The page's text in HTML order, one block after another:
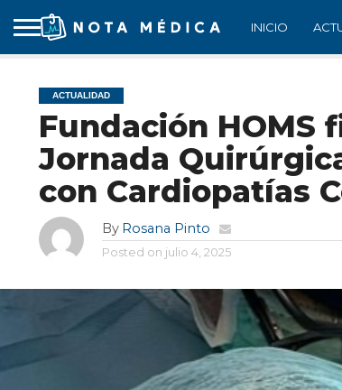
INICIO
ACTUALIDAD
Fundación HOMS
Jornada
con Cardiopatías
By Rosana Pinto
Posted on julio 4, 2025